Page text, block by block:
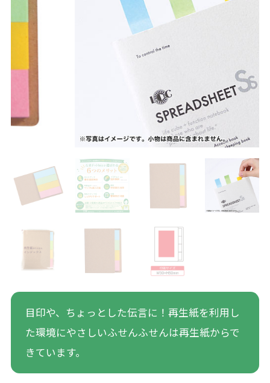
目印や、ちょっとした伝言に！再生紙を利用し
た環境にやさしいふせんふせんは再生紙からで
きています。